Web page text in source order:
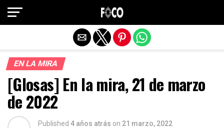
EN LA MIRA
[Glosas] En la mira, 21 de marzo
de 2022
Published 4 años atrás on 21 marzo, 2022
Salir de la versión móvil